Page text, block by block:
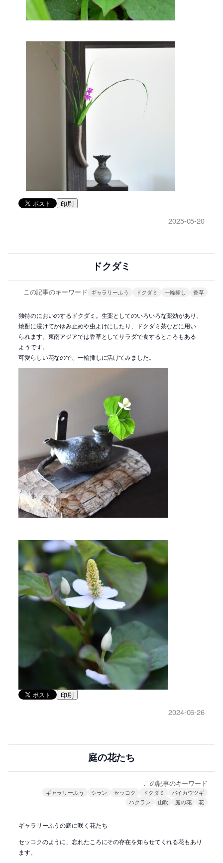
印刷
2025-05-20
ドクダミ
この記事のキーワード ギャラリーふう ドクダミ 一輪挿し 香草
独特のにおいのするドクダミ。生薬としてのいろいろな薬効があり、
焼酎に浸けてかゆみ止めや虫よけにしたり、ドクダミ茶などに用い
られます。東南アジアでは香草としてサラダで食するところもある
ようです。
可愛らしい花なので、一輪挿しに活けてみました。
印刷
2024-06-26
庭の花たち
この記事のキーワード
ギャラリーふう シラン セッコク ドクダミ
バイカウツギ
ハクラン
山吹 庭の花 花
ギャラリーふうの庭に咲く花たち
セッコクのように、忘れたころにその存在を知らせてくれる花もあり
ます。